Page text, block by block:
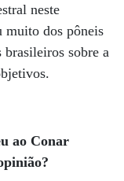
neste
muito dos pôneis
sobre a
ao Conar